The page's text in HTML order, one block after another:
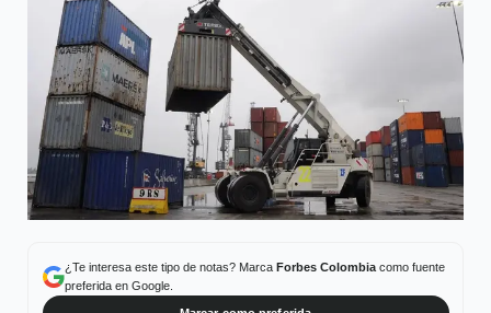
¿Te interesa este tipo de notas? Marca Forbes Colombiacomo fuente
preferida en Google.